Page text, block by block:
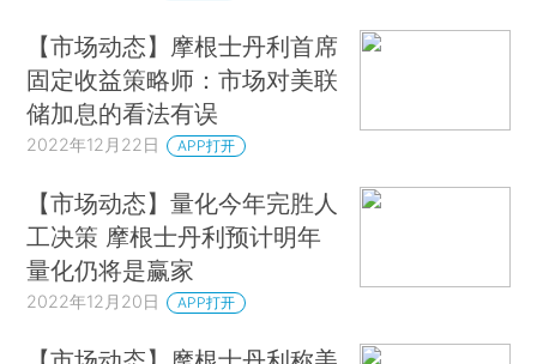
【市场动态】摩根士丹利首席
固定收益策略师：市场对美联
储加息的看法有误
2022年12月22日 APP打开
【市场动态】量化今年完胜人
工决策 摩根士丹利预计明年
量化仍将是赢家
2022年12月20日 APP打开